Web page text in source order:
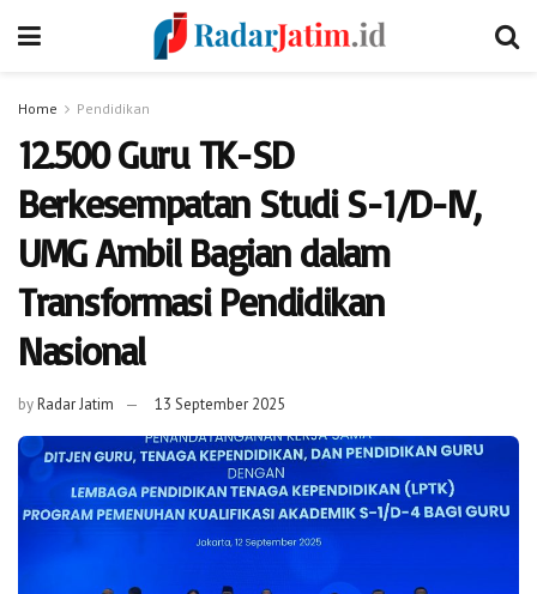
Home Pendidikan
12.500 Guru TK-SD
Berkesempatan Studi S-1/D-IV,
UMG Ambil Bagian dalam
Transformasi Pendidikan
Nasional
byRadar Jatim 13 September 2025